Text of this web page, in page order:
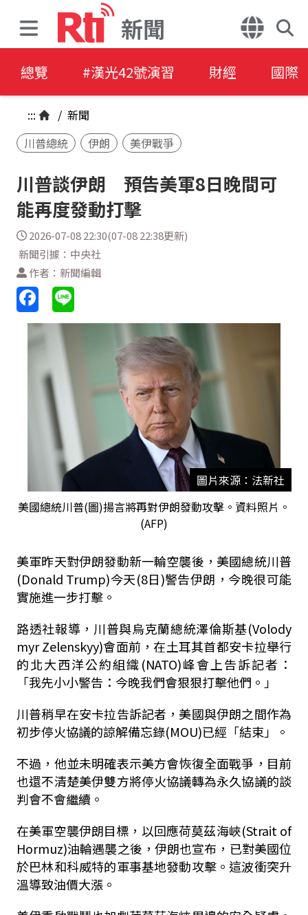
新聞
總覽 #漢光42號演習 財經 國際
::: / 新聞
川普總統
伊朗 美伊戰爭
川普談伊朗 預告美軍8日晚間可
能再度發動打擊
2026-07-08 22:30(07-08 22:38更新)
新聞引據：中央社
作者：新聞編輯
圖片來源：法新社
美國總統川普(圖)揚言將再對伊朗發動攻擊。資料照片。
(AFP)
美軍昨天對伊朗發動新一輪空襲後，美國總統川普
(Donald Trump)今天(8日)警告伊朗，今晚很可能
實施進一步打擊。
路透社報導，川普與烏克蘭總統澤倫斯基(Volody
myr Zelenskyy)會面前，在土耳其首都安卡拉舉行
的北大西洋公約組織(NATO)峰會上告訴記者：
「我先小小警告：今晚我們會狠狠打擊他們。」
川普稍早在安卡拉告訴記者，美國與伊朗之間作為
初步停火協議的諒解備忘錄(MOU)已經「結束」。
不過，他並未明確表示美方會恢復全面戰爭，目前
也還不清楚美伊雙方將停火協議轉為永久協議的談
判會不會繼續。
在美軍空襲伊朗目標，以回應荷莫茲海峽(Strait of
Hormuz)油輪遇襲之後，伊朗也宣布，已對美國位
於巴林和科威特的軍事基地發動攻擊。這波衝突升
溫導致油價大漲。